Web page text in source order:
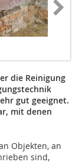
die Reinigung
gut geeignet.
mit denen
Objekten, an
sind,